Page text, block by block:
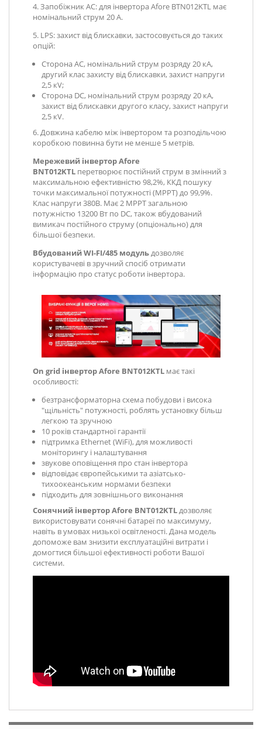
4. Запобіжник AC: для інвертора Afore BTN012KTL має
номінальний струм 20 А.
5. LPS: захист від блискавки, застосовується до таких
опцій:
Сторона AC, номінальний струм розряду 20 кА,
другий клас захисту від блискавки, захист напруги
2,5 кV;
Сторона DC, номінальний струм розряду 20 кА,
захист від блискавки другого класу, захист напруги
2,5 кV.
6. Довжина кабелю між інвертором та розподільчою
коробкою повинна бути не менше 5 метрів.
Мережевий інвертор Afore
BNT012KTL перетворює постійний струм в змінний з
максимальною ефективністю 98,2%, ККД пошуку
точки максимальної потужності (MPPT) до 99,9%.
Клас напруги 380В. Має 2 MPPT загальною
потужністю 13200 Вт по DC, також вбудований
вимикач постійного струму (опціонально) для
більшої безпеки.
Вбудований WI-FI/485 модульдозволяє
користувачеві в зручний спосіб отримати
інформацію про статус роботи інвертора.
On grid інвертор Afore BNT012KTL має такі
особливості:
безтрансформаторна схема побудови і висока
"щільність" потужності, роблять установку більш
легкою та зручною
10 років стандартної гарантії
підтримка Ethernet (WiFi), для можливості
моніторингу і налаштування
звукове оповіщення про стан інвертора
відповідає європейськими та азіатсько-
тихоокеанським нормами безпеки
підходить для зовнішнього виконання
Сонячний інвертор Afore BNT012KTLдозволяє
використовувати сонячні батареї по максимуму,
навіть в умовах низької освітленості. Дана модель
допоможе вам знизити експлуатаційні витрати і
домогтися більшої ефективності роботи Вашої
системи.